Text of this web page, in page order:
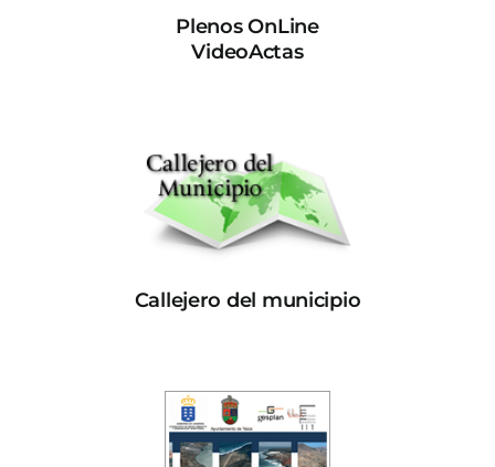
Plenos OnLine
VideoActas
Callejero del municipio